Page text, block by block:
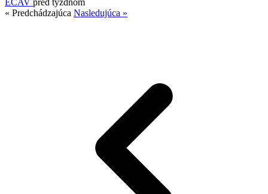
« Predchádzajúca Nasledujúca »